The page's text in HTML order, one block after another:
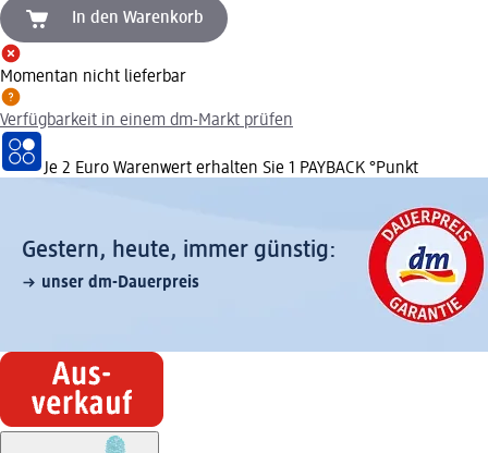
In den Warenkorb
Momentan nicht lieferbar
Verfügbarkeit in einem dm-Markt prüfen
Je 2 Euro Warenwert erhalten Sie 1 PAYBACK °Punkt
Gestern, heute, immer günstig:
unser dm-Dauerpreis